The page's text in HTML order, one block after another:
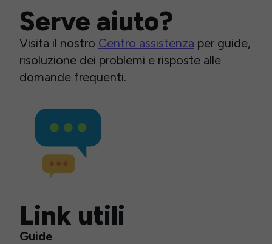
Serve aiuto?
Visita il nostro Centro assistenza per guide,
risoluzione dei problemi e risposte alle
domande frequenti.
Link utili
Guide